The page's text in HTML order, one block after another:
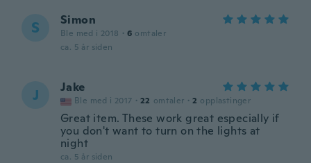
S Simon
Ble med i 2018 · 6 omtaler
ca. 5 år siden
J Jake
Ble med i 2017 · 22 omtaler · 2 opplastinger
Great item. These work great especially if
you don't want to turn on the lights at
night
ca. 5 år siden